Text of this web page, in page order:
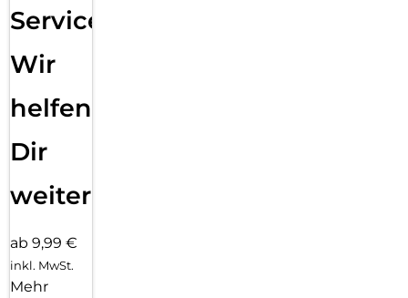
Service:
Wir
helfen
Dir
weiter
ab 9,99 €
inkl. MwSt.
Mehr